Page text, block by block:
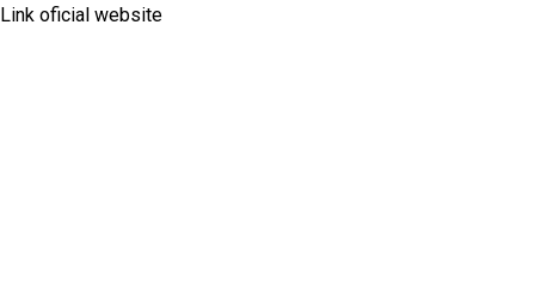
Link oficial website